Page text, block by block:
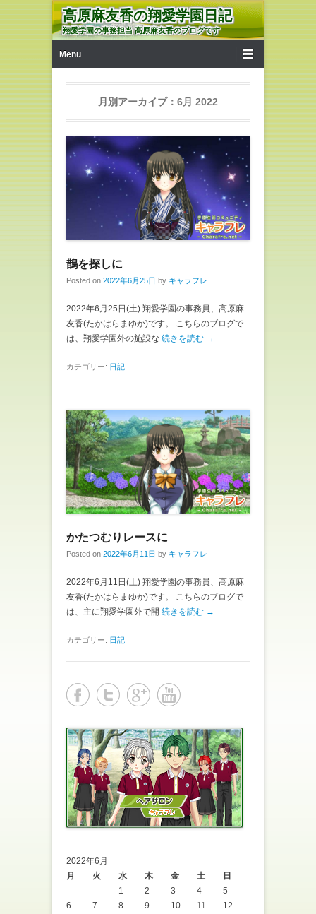
高原麻友香の翔愛学園日記
翔愛学園の事務担当 高原麻友香のブログです
Menu
月別アーカイブ： 6月 2022
鵲を探しに
Posted on 2022年6月25日 by キャラフレ
2022年6月25日(土) 翔愛学園の事務員、高原麻
友香(たかはらまゆか)です。 こちらのブログで
は、翔愛学園外の施設な 続きを読む →
カテゴリー: 日記
かたつむりレースに
Posted on 2022年6月11日 by キャラフレ
2022年6月11日(土) 翔愛学園の事務員、高原麻
友香(たかはらまゆか)です。 こちらのブログで
は、主に翔愛学園外で開 続きを読む →
カテゴリー: 日記
2022年6月
月
火 水 木 金 土
日
1
2 3 4
5
6
7 8 9 10 11
12